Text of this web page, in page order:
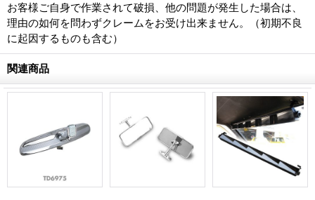
お客様ご自身で作業されて破損、他の問題が発生した場合は、
理由の如何を問わずクレームをお受け出来ません。（初期不良
に起因するものも含む）
関連商品